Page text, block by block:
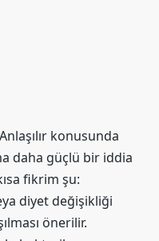
konusunda
daha güçlü bir iddia
fikrim şu:
diyet değişikliği
önerilir.